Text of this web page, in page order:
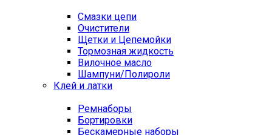
Смазки цепи
Очистители
Щетки и Цепемойки
Тормозная жидкость
Вилочное масло
Шампуни/Полироли
Клей и латки
Ремнаборы
Бортировки
Бескамерные наборы